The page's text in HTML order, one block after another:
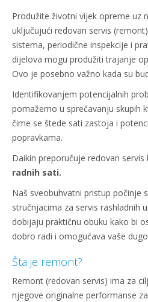
Produžite životni vijek opreme uz
uključujući redovan servis
sistema, periodične inspekcije i
dijelova mogu produžiti trajanje
Ovo je posebno važno kada su
Identifikovanjem potencijalnih
pomažemo u sprečavanju skupih
čime se štede sati zastoja i
popravkama.
Daikin preporučuje redovan
radnih sati.
Naš sveobuhvatni pristup počinje
stručnjacima za servis rashladnih
dobijaju praktičnu obuku kako bi
dobro radi i omogućava vaše
Šta je remont?
Remont (redovan servis) ima za
njegove originalne performanse